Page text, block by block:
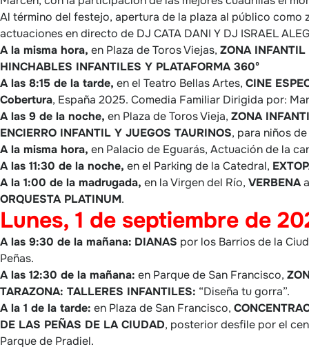
Al término del festejo, apertura de la plaza al público como
actuaciones en directo de DJ CATA DANI Y DJ ISRAEL
A la misma hora, en Plaza de Toros Viejas, ZONA INFANTIL
HINCHABLES INFANTILES Y PLATAFORMA 360º
A las 8:15 de la tarde, en el Teatro Bellas Artes, CINE
Cobertura, España 2025. Comedia Familiar Dirigida por:
A las 9 de la noche, en Plaza de Toros Vieja, ZONA
ENCIERRO INFANTIL Y JUEGOS TAURINOS, para niños
A la misma hora, en Palacio de Eguarás, Actuación de la
A las 11:30 de la noche, en el Parking de la Catedral,
A la 1:00 de la madrugada, en la Virgen del Río, VERBENA
ORQUESTA PLATINUM.
Lunes, 1 de septiembre de
A las 9:30 de la mañana: DIANAS por los Barrios de la
Peñas.
A las 12:30 de la mañana: en Parque de San Francisco,
TARAZONA: TALLERES INFANTILES: “Diseña tu gorra”.
A la 1 de la tarde: en Plaza de San Francisco,
DE LAS PEÑAS DE LA CIUDAD, posterior desfile por el
Parque de Pradiel.